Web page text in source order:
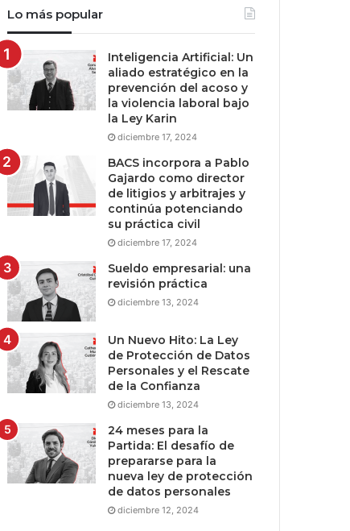
Lo más popular
Inteligencia Artificial: Un
aliado estratégico en la
prevención del acoso y
la violencia laboral bajo
la Ley Karin
diciembre 17, 2024
BACS incorpora a Pablo
Gajardo como director
de litigios y arbitrajes y
continúa potenciando
su práctica civil
diciembre 17, 2024
Sueldo empresarial: una
revisión práctica
diciembre 13, 2024
Un Nuevo Hito: La Ley
de Protección de Datos
Personales y el Rescate
de la Confianza
diciembre 13, 2024
24 meses para la
Partida: El desafío de
prepararse para la
nueva ley de protección
de datos personales
diciembre 12, 2024